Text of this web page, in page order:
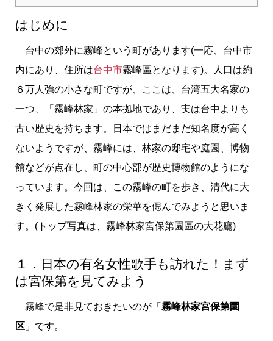
はじめに
台中の郊外に霧峰という町があります(一応、台中市
内にあり、住所は台中市霧峰區となります)。人口は約
６万人強の小さな町ですが、ここは、台湾五大名家の
一つ、「霧峰林家」の本拠地であり、実は台中よりも
古い歴史を持ちます。日本ではまだまだ知名度が高く
ないようですが、霧峰には、林家の邸宅や庭園、博物
館などが点在し、町の中心部が歴史博物館のようにな
っています。今回は、この霧峰の町を歩き、清代に大
きく発展した霧峰林家の栄華を偲んでみようと思いま
す。(トップ写真は、霧峰林家宮保第園區の大花廳)
１．日本の有名女性歌手も訪れた！まず
は宮保第を見てみよう
霧峰で是非見ておきたいのが「 霧峰林家宮保第園
区」です。